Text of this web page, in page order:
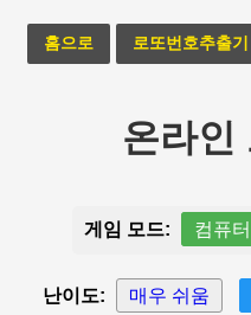
홈으로 로또번호추출기
온라인
게임 모드: 컴퓨
난이도: 매우 쉬움